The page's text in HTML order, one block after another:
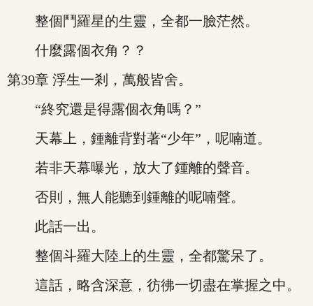
整個鬥羅星的生靈，全都一臉茫然。
什麼露個衣角？？
第39章 浮生一剎，萬般皆舍。
“終究還是得露個衣角嗎？”
天幕上，鍾離背對著“少年”，呢喃道。
若非天幕曝光，放大了鍾離的聲音。
否則，無人能聽到鍾離的呢喃聲。
此話一出。
整個斗羅大陸上的生靈，全都驚呆了。
這話，略含深意，彷彿一切盡在掌握之中。